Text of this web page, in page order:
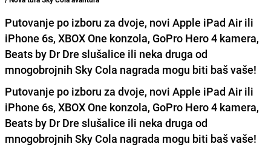
Putovanje po izboru za dvoje, novi Apple iPad Air ili
iPhone 6s, XBOX One konzola, GoPro Hero 4 kamera,
Beats by Dr Dre slušalice ili neka druga od
mnogobrojnih Sky Cola nagrada mogu biti baš vaše!
Putovanje po izboru za dvoje, novi Apple iPad Air ili
iPhone 6s, XBOX One konzola, GoPro Hero 4 kamera,
Beats by Dr Dre slušalice ili neka druga od
mnogobrojnih Sky Cola nagrada mogu biti baš vaše!